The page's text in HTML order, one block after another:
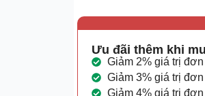
Ưu đãi thêm khi
Giảm 2% giá trị
Giảm 3% giá trị
Giảm 4% giá trị